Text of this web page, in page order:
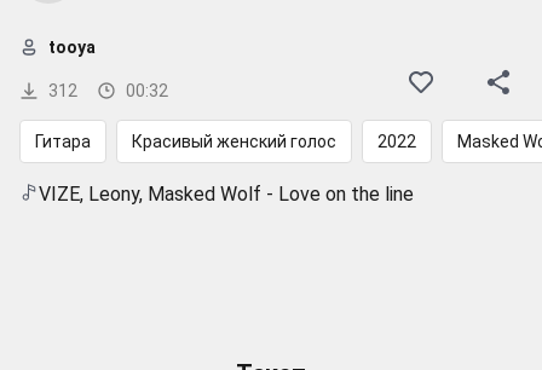
312 00:32
tooya
Гитара Красивый женский голос 2022 Masked
VIZE, Leony, Masked Wolf - Love on the line